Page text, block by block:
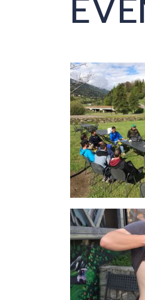
News
Media